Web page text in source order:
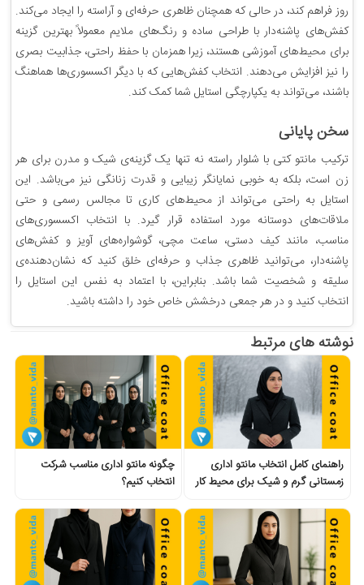
روز فراهم کند، در حالی که همچنان ظاهری حرفه‌ای و آراسته را ایجاد می‌کند.
کفش‌های پاشنه‌دار با طراحی ساده و رنگ‌های ملایم معمولاً بهترین گزینه
برای محیط‌های آموزشی هستند، زیرا همزمان با حفظ راحتی، جذابیت بصری
را نیز افزایش می‌دهند. انتخاب کفش‌هایی که با دیگر اکسسوری‌ها هماهنگ
باشند، می‌تواند به یکپارچگی استایل شما کمک کند.
سخن پایانی
ترکیب مانتو کتی با شلوار راسته نه تنها یک گزینه‌ی شیک و مدرن برای هر
زن است، بلکه به خوبی نمایانگر زیبایی و قدرت زنانگی نیز می‌باشد. این
استایل به راحتی می‌تواند از محیط‌های کاری تا مجالس رسمی و حتی
ملاقات‌های دوستانه مورد استفاده قرار گیرد. با انتخاب اکسسوری‌های
مناسب، مانند کیف دستی، ساعت مچی، گوشواره‌های آویز و کفش‌های
پاشنه‌دار، می‌توانید ظاهری جذاب و حرفه‌ای خلق کنید که نشان‌دهنده‌ی
سلیقه و شخصیت شما باشد. بنابراین، با اعتماد به نفس این استایل را
انتخاب کنید و در هر جمعی درخشش خاص خود را داشته باشید.
نوشته های مرتبط
راهنمای کامل انتخاب مانتو اداری
زمستانی گرم و شیک برای محیط کار
چگونه مانتو اداری مناسب شرکت
انتخاب کنیم؟